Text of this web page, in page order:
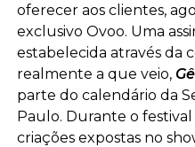
oferecer aos clientes,
exclusivo Ovoo. Uma
estabelecida através da
realmente a que veio,
parte do calendário da
Paulo. Durante o festival
criações expostas no